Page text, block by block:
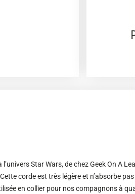
Star Wars, de chez Geek On A
corde est très légère et n’absorbe
en collier pour nos compagnons à